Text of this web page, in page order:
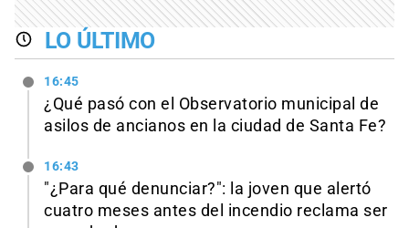
LO ÚLTIMO
16:45
¿Qué pasó con el Observatorio municipal de
asilos de ancianos en la ciudad de Santa Fe?
16:43
"¿Para qué denunciar?": la joven que alertó
cuatro meses antes del incendio reclama ser